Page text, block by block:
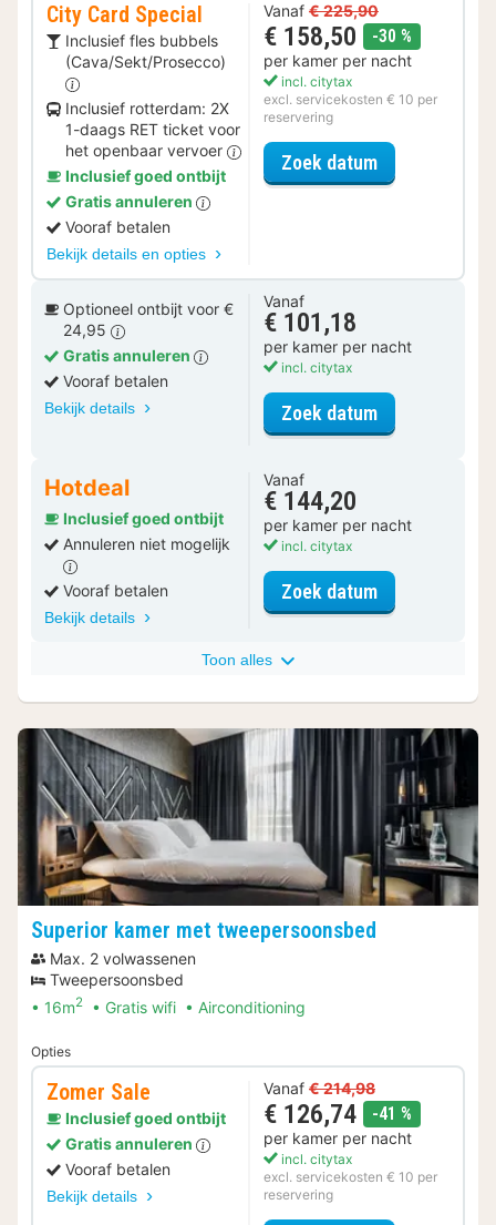
City Card Special
Inclusief fles bubbels
(Cava/Sekt/Prosecco)
Inclusief rotterdam: 2X
1-daags RET ticket voor
het openbaar vervoer
Inclusief goed ontbijt
Gratis annuleren
Vooraf betalen
Bekijk details en opties
Vanaf € 225,90
€ 158,50 -30 %
per kamer per nacht
incl. citytax
excl. servicekosten € 10 per
reservering
Zoek datumvoor City
Optioneel ontbijt voor €
24,95
Gratis annuleren
Vooraf betalen
Bekijk details
Vanaf
€ 101,18
per kamer per nacht
incl. citytax
Zoek datumvoor Classic
Hotdeal
Inclusief goed ontbijt
Annuleren niet mogelijk
Vooraf betalen
Bekijk details
Vanaf
€ 144,20
per kamer per nacht
incl. citytax
Zoek datumvoor Classic
Toon alles
Superior kamer met tweepersoonsbed
Max. 2 volwassenen
Tweepersoonsbed
16m2 Gratis wifi Airconditioning
Opties
Zomer Sale
Inclusief goed ontbijt
Gratis annuleren
Vooraf betalen
Bekijk details
Vanaf € 214,98
€ 126,74 -41 %
per kamer per nacht
incl. citytax
excl. servicekosten € 10 per
reservering